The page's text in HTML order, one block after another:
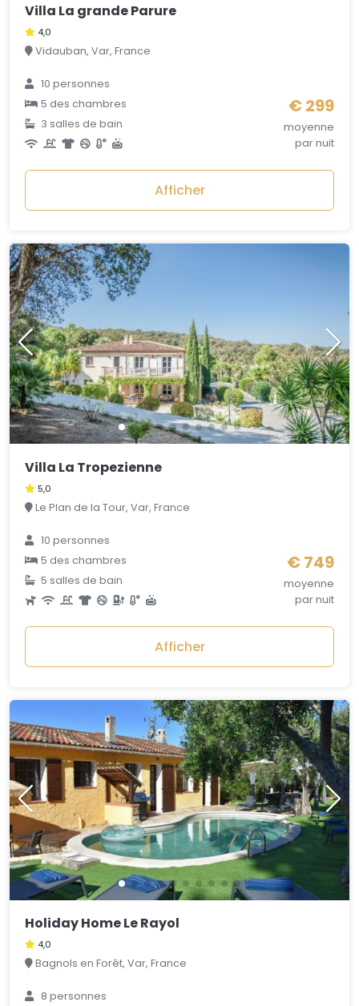
Villa La grande Parure
4,0
Vidauban, Var, France
10 personnes
5 des chambres
3 salles de bain
€ 299
moyenne
par nuit
Afficher
Villa La Tropezienne
5,0
Le Plan de la Tour, Var, France
10 personnes
5 des chambres
5 salles de bain
€ 749
moyenne
par nuit
Afficher
Holiday Home Le Rayol
4,0
Bagnols en Forêt, Var, France
8 personnes